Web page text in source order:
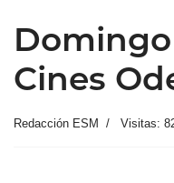
Cines
Redacción ESM Visitas: